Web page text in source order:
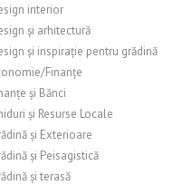
interior
și arhitectură
și inspirație pentru grădină
Finanțe
și Bănci
și Resurse Locale
și Exterioare
și Peisagistică
și terasă